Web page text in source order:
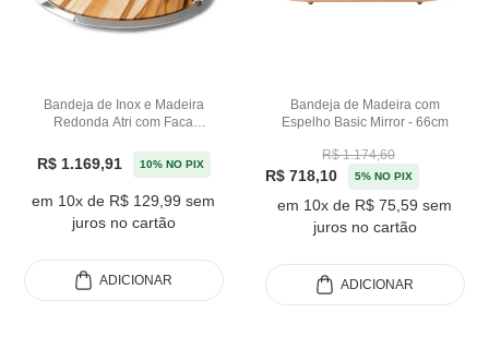
Bandeja de Inox e Madeira
Redonda Atri com Faca
R$ 1.169,91 10% NO PIX
em 10x de R$ 129,99 sem
juros no cartão
ADICIONAR
Bandeja de Madeira com
Espelho Basic Mirror - 66cm
R$ 1.174,60
R$ 718,10 5% NO PIX
em 10x de R$ 75,59 sem
juros no cartão
ADICIONAR